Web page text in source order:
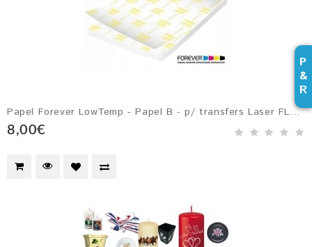
Papel Forever LowTemp - Papel B - p/ transfers Laser FLEX-SOFT e Dark ...
8,00€
P
&
R